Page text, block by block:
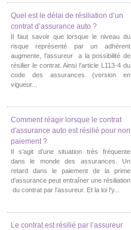
Quel est le délai de résiliation d’un
contrat d’assurance auto ?
Il faut savoir que lorsque le niveau du
risque représenté par un adhérent
augmente, l’assureur a la possibilité de
résilier le contrat. Ainsi l’article L113-4 du
code des assurances (version en
vigueur...
Comment réagir lorsque le contrat
d'assurance auto est résilié pour non
paiement ?
Il s’agit d’une situation très fréquente
dans le monde des assurances. Un
retard dans le paiement de la prime
d’assurance peut entraîner une résiliation
du contrat par l’assureur. Et la loi l’y...
Le contrat est résilié par l’assureur